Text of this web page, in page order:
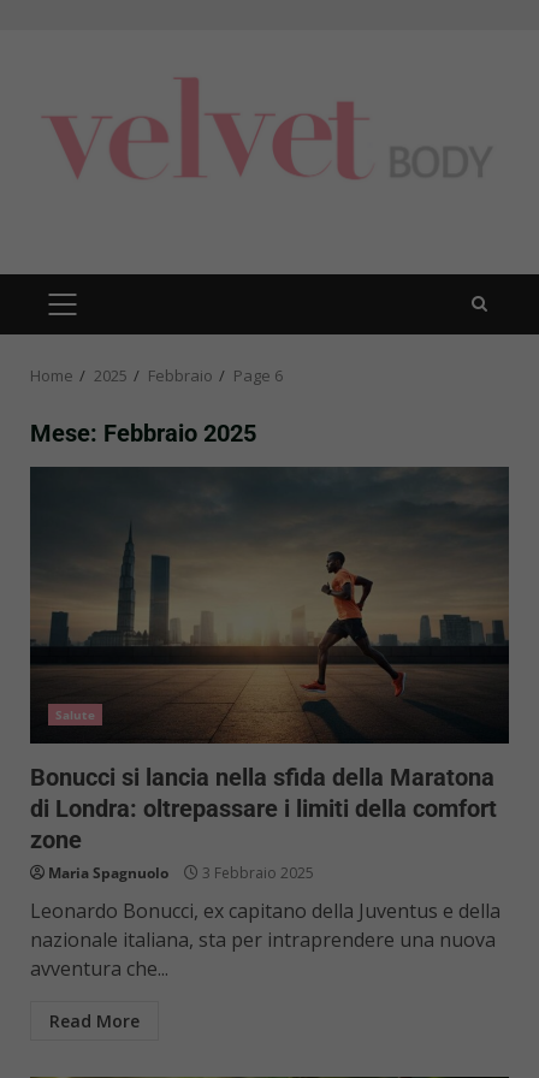
PRIMARY
MENU
Home 2025 Febbraio Page 6
Mese: Febbraio 2025
Salute
Bonucci si lancia nella sfida della Maratona
di Londra: oltrepassare i limiti della comfort
zone
Maria Spagnuolo 3 Febbraio 2025
Leonardo Bonucci, ex capitano della Juventus e della
nazionale italiana, sta per intraprendere una nuova
avventura che...
Read More